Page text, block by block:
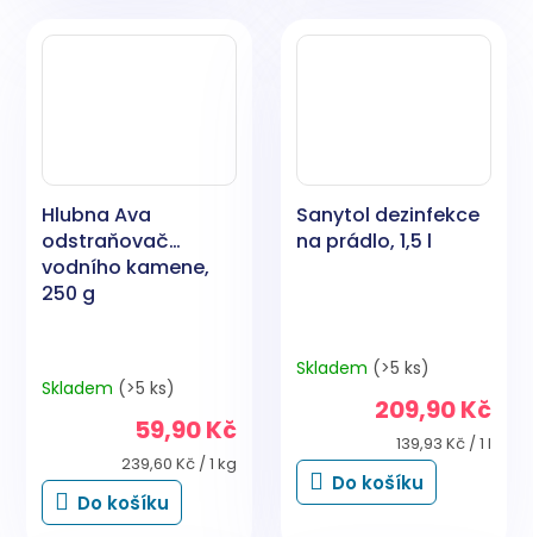
Hlubna Ava
odstraňovač
vodního kamene,
250 g
Skladem (>5 ks)
59,90 Kč
Měrná
cena:
239,60 Kč / 1 kg
Do košíku
Sanytol dezinfekce
na prádlo, 1,5 l
Průměrné
4,5
5
Skladem (>5 ks)
209,90 Kč
Měrná
cena:
139,93 Kč / 1 l
Do košíku